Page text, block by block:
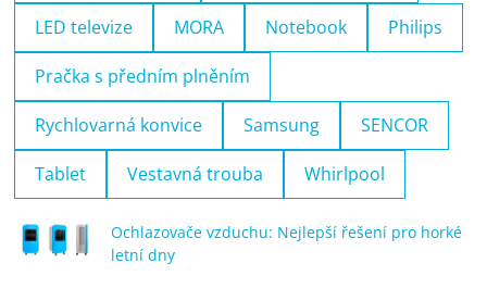
LED televize MORA Notebook Philips
Pračka s předním plněním
Rychlovarná konvice Samsung SENCOR
Tablet Vestavná trouba Whirlpool
Ochlazovače vzduchu: Nejlepší řešení pro horké
letní dny